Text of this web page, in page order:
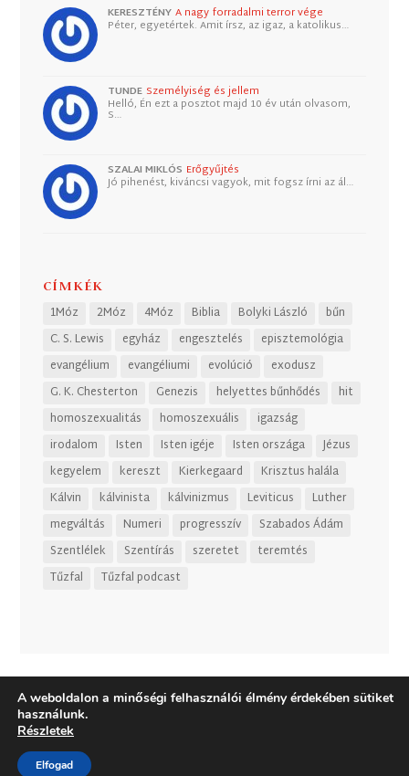
KERESZTÉNY A nagy forradalmi terror vége
Péter, egyetértek. Amit írsz, az igaz, a katolikus…
TUNDE Személyiség és jellem
Helló, Én ezt a posztot majd 10 év után olvasom,
S…
SZALAI MIKLÓS Erőgyűjtés
Jó pihenést, kiváncsi vagyok, mit fogsz írni az ál…
CÍMKÉK
1Móz 2Móz 4Móz Biblia Bolyki László
bűn
C. S. Lewis
egyház engesztelés
episztemológia
evangélium
evangéliumi evolúció
exodusz
G. K. Chesterton
Genezis helyettes bűnhődés
hit
homoszexualitás
homoszexuális
igazság
irodalom
Isten Isten igéje Isten országa
Jézus
kegyelem
kereszt Kierkegaard
Krisztus halála
Kálvin
kálvinista kálvinizmus Leviticus
Luther
megváltás
Numeri progresszív
Szabados Ádám
Szentlélek
Szentírás szeretet
teremtés
Tűzfal
Tűzfal podcast
A weboldalon a minőségi felhasználói élmény érdekében sütiket
használunk.
Részletek
Elfogad